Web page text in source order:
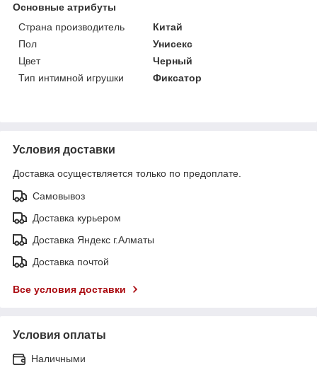
Основные атрибуты
Страна производитель
Китай
Пол
Унисекс
Цвет
Черный
Тип интимной игрушки
Фиксатор
Условия доставки
Доставка осуществляется только по предоплате.
Самовывоз
Доставка курьером
Доставка Яндекс г.Алматы
Доставка почтой
Все условия доставки
Условия оплаты
Наличными